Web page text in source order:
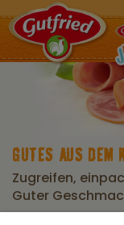
GUTES AUS DEM
Zugreifen,
Guter